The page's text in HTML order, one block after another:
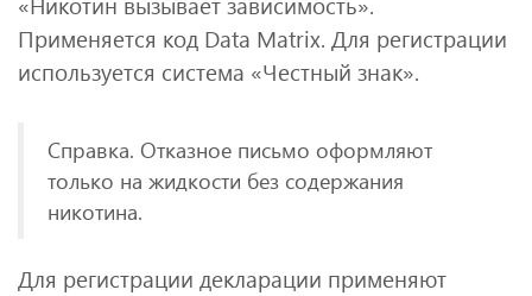
Применяется код Data Matrix. Для регистрации
используется система «Честный знак».
Справка. Отказное письмо оформляют
только на жидкости без содержания
никотина.
Для регистрации декларации применяют